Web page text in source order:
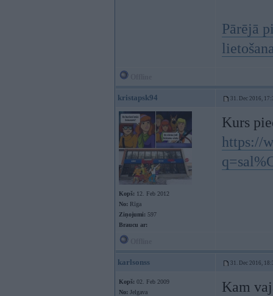
Pārējā
kristapsk94 31. Dec 2016,
Kopš: 12. Feb 2012
No: Rīga
Ziņojumi: 597
Braucu ar:
Kurs
https://
karlsonss 31. Dec 2016,
Kopš: 02. Feb 2009
No: Jelgava
Kam